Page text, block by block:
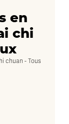
en
chi